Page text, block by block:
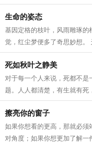
新学历的职场白领，想要考公
生命的姿态
基因定格的枝叶，风雨雕琢的
觉，红尘梦便多了奇思妙想。
张？这无与伦比的别出心裁，
死如秋叶之静美
对于每一个人来说，死都不
题。人人都清楚，有生就有死
短，总要结束，这也是世间万
擦亮你的窗子
如果你想看的更高，那就必
对角度；如果你想更加了解